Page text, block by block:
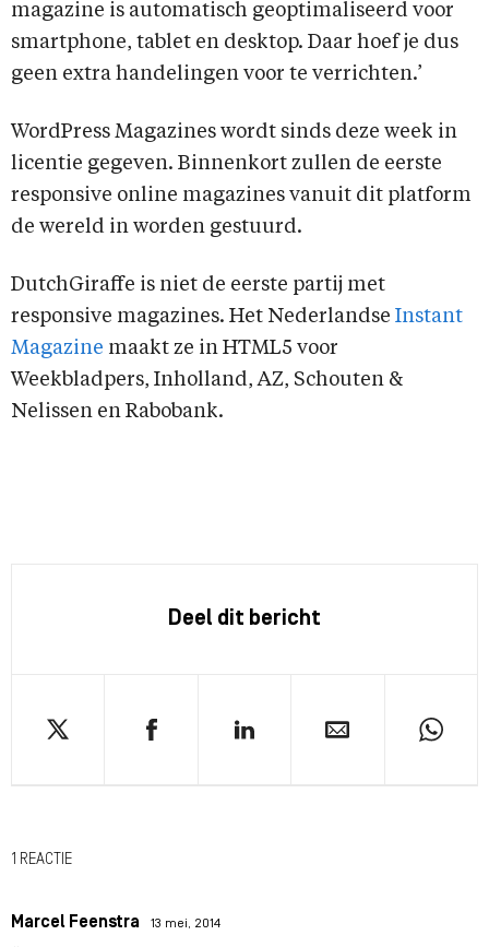
magazine is automatisch geoptimaliseerd voor
smartphone, tablet en desktop. Daar hoef je dus
geen extra handelingen voor te verrichten.’
WordPress Magazines wordt sinds deze week in
licentie gegeven. Binnenkort zullen de eerste
responsive online magazines vanuit dit platform
de wereld in worden gestuurd.
DutchGiraffe is niet de eerste partij met
responsive magazines. Het Nederlandse Instant
Magazine maakt ze in HTML5 voor
Weekbladpers, Inholland, AZ, Schouten &
Nelissen en Rabobank.
Deel dit bericht
1 REACTIE
Marcel Feenstra 13 mei, 2014